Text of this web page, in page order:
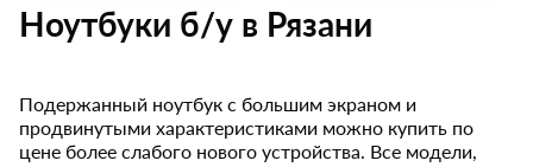
Ноутбуки б/у в Рязани
Подержанный ноутбук с большим экраном и
продвинутыми характеристиками можно купить по
цене более слабого нового устройства. Все модели,